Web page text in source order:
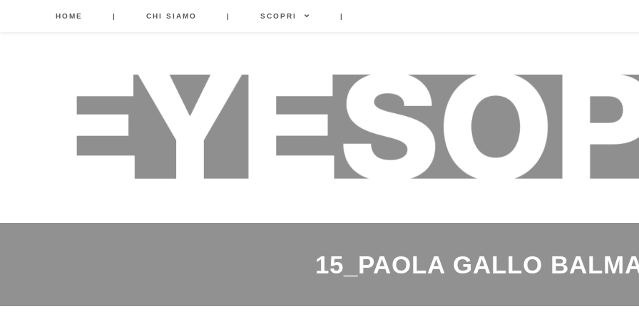
HOME | CHI SIAMO | SCOPRI |
15_PAOLA GALLO